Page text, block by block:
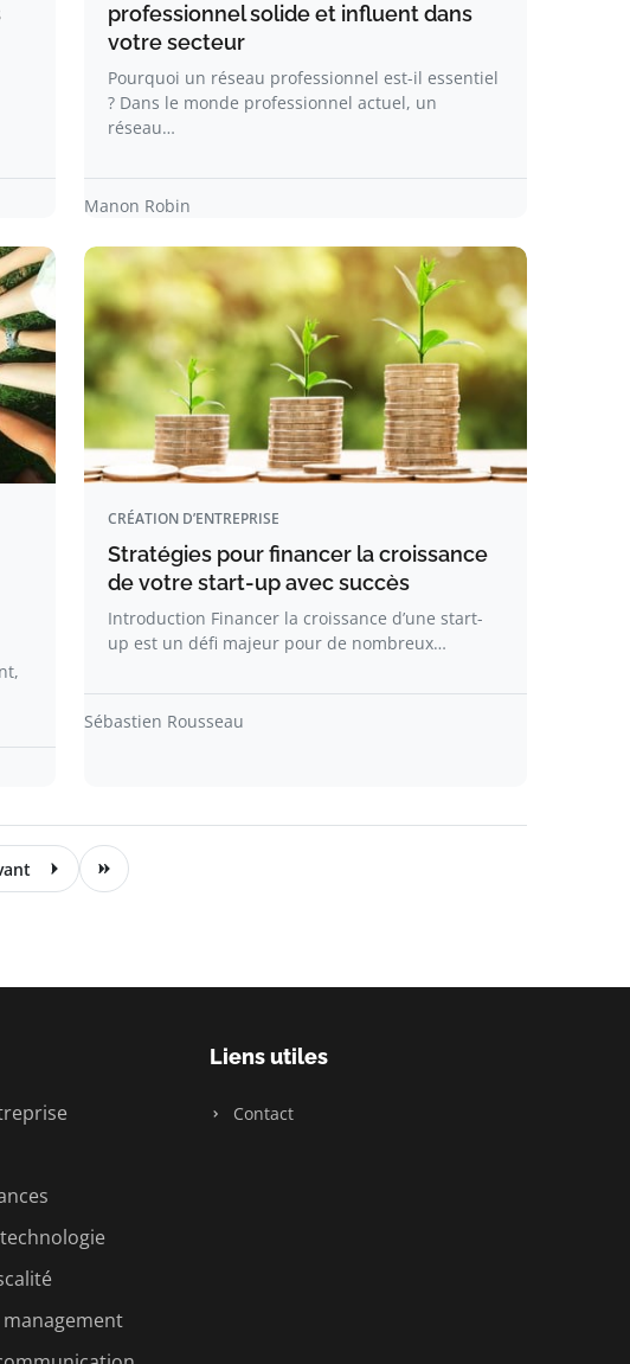
professionnel solide et influent dans
votre secteur
Pourquoi un réseau professionnel est-il essentiel
? Dans le monde professionnel actuel, un
réseau…
Manon Robin
CRÉATION D’ENTREPRISE
Stratégies pour financer la croissance
de votre start-up avec succès
Introduction Financer la croissance d’une start-
up est un défi majeur pour de nombreux…
Sébastien Rousseau
Liens utiles
Contact